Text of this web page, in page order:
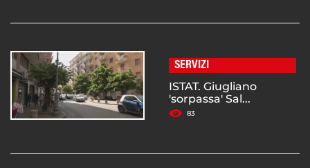
SERVIZI
ISTAT. Giugliano
'sorpassa' Sal...
83